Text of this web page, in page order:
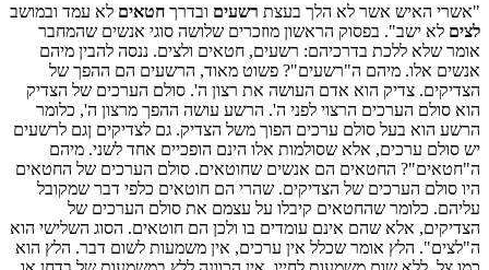
"אשרי האיש אשר לא הלך בעצת רשעים ובדרך חטאים לא עמד ובמושב
לצים לא ישב". בפסוק הראשון מוזכרים שלושה סוגי אנשים שהמחבר
אומר שלא ללכת בדרכיהם: רשעים, חטאים ולצים. ננסה להבין מיהם
אנשים אלו. מיהם ה"רשעים"? פשוט מאוד, הרשעים הם ההפך של
הצדיקים. צדיק הוא אדם העושה את רצון ה'. סולם הערכים של הצדיק
הוא סולם הערכים הרצוי לפני ה'. הרשע עושה ההפך מרצון ה', כלומר
הרשע הוא בעל סולם ערכים הפוך משל הצדיק. גם לצדיקים ןגם לרשעים
יש סולם ערכים, אלא שסולמות אלו הינם הופכיים אחד לשני. מיהם
ה"חטאים"? החטאים הם אנשים שחוטאים. סולם הערכים של החטאים
היו סולם הערכים של הצדיקים. שהרי הם חוטאים כלפי דבר שמקובל
עליהם. כלומר שהחטאים קיבלו על עצמם את סולם הערכים של
הצדיקים, אלא שהם אינם עומדים בו ולכן הם חוטאים. הסוג השלישי הוא
ה"לצים". הלץ אומר שכלל אין ערכים, אין משמעות לשום דבר. הלץ הוא